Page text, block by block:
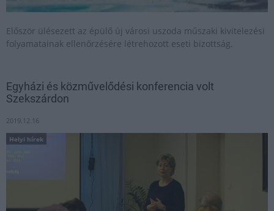
Először ülésezett az épülő új városi uszoda műszaki kivitelezési
folyamatainak ellenőrzésére létrehozott eseti bizottság.
Egyházi és közművelődési konferencia volt
Szekszárdon
2019.12.16
Helyi hírek